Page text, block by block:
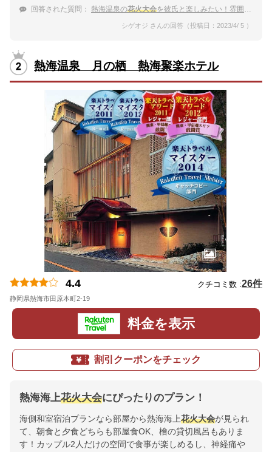
回答された質問： 熱海温泉の花火大会を彼氏と楽しみたい！雰囲気が良い温泉宿
シゲオジ さんの回答（投稿日：2023/4/ 5 ）
熱海温泉 月の栖 熱海聚楽ホテル
4.4 クチコミ数 :26件
静岡県熱海市田原本町2-19
料金を表示
割引クーポンをチェック
熱海海上花火大会にぴったりのプラン！
海側和室宿泊プランなら部屋から熱海海上花火大会が見られ
て、朝食と夕食どちらも部屋食OK、檜の貸切風呂もありま
す！カップル2人だけの空間で食事が楽しめるし、神経痛や